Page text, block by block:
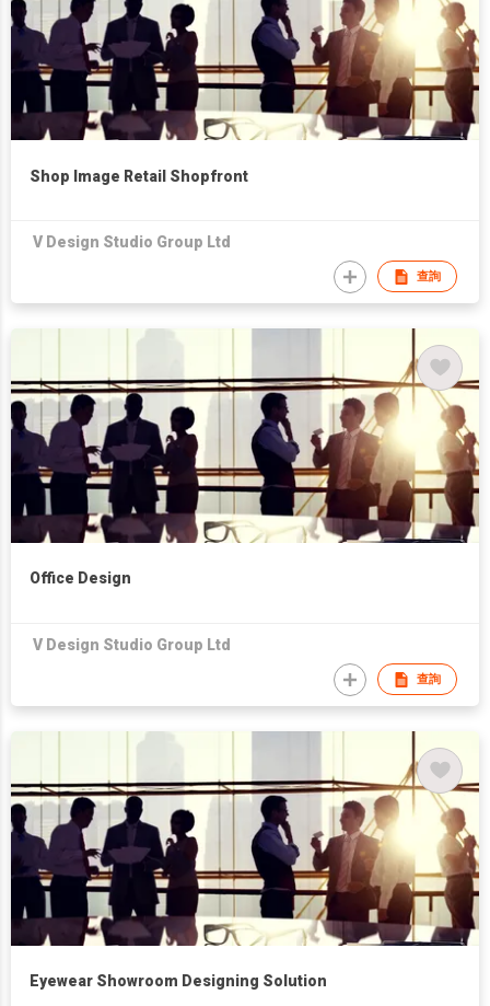
Shop Image Retail Shopfront
V Design Studio Group Ltd
查詢
Office Design
V Design Studio Group Ltd
查詢
Eyewear Showroom Designing Solution